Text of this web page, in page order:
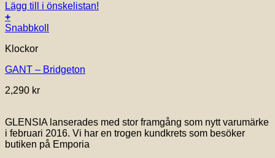
Lägg till i önskelistan!
+
Snabbkoll
Klockor
GANT – Bridgeton
2,290 kr
GLENSIA lanserades med stor framgång som nytt varumärke
i februari 2016. Vi har en trogen kundkrets som besöker
butiken på Emporia